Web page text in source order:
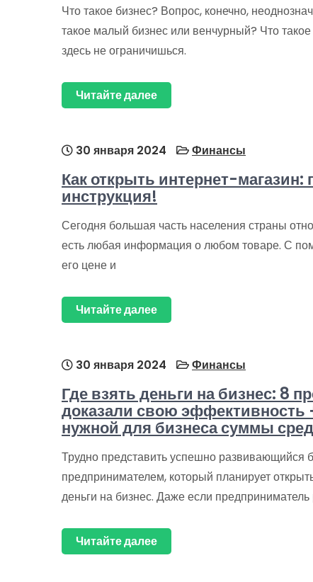
Что такое бизнес? Вопрос, конечно,
такое малый бизнес или венчурный? Что
здесь не ограничишься.
Читайте далее
30 января 2024 Финансы
Как открыть интернет-
инструкция!
Сегодня большая часть населения страны
есть любая информация о любом товаре. С
его цене и
Читайте далее
30 января 2024 Финансы
Где взять деньги на бизнес: 8
доказали свою эффективность
нужной для бизнеса суммы
Трудно представить успешно развивающийся
предпринимателем, который планирует
деньги на бизнес. Даже если
Читайте далее